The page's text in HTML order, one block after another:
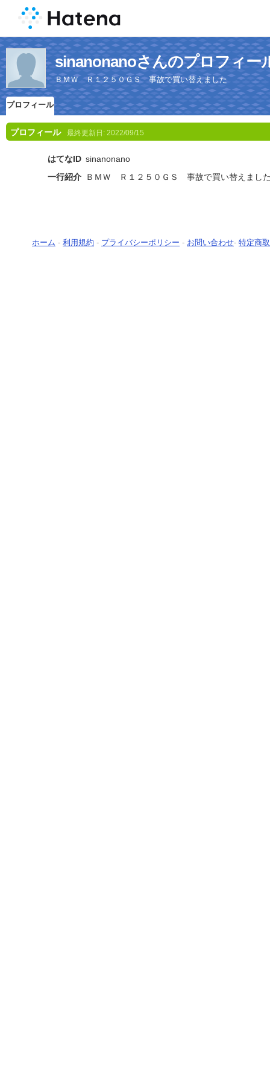
sinanonanoさんのプロフィー
ＢＭＷ Ｒ１２５０ＧＳ 事故で買い替えました
プロフィール
プロフィール 最終更新日: 2022/09/15
はてなID sinanonano
一行紹介
ＢＭＷ Ｒ１２５０ＧＳ 事故で買い替えまし
ホーム - 利用規約 - プライバシーポリシー - お問い合わせ- 特定商